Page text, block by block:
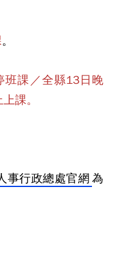
。
班課／全縣13日晚
課。
事行政總處官網 為